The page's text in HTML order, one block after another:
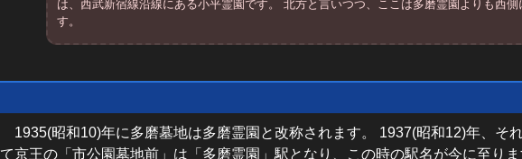
は、西武新宿線沿線にある小平霊園です。 北方と言いつつ、ここは多磨霊園よりも西側
す。
1935(昭和10)年に多磨墓地は多磨霊園と改称されます。 1937(昭和12)年、そ
て京王の「市公園墓地前」は「多磨霊園」駅となり、この時の駅名が今に至り